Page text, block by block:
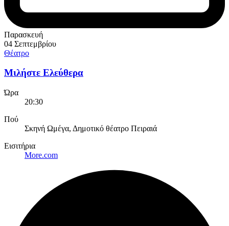
Παρασκευή
04 Σεπτεμβρίου
Θέατρο
Μιλήστε Ελεύθερα
Ώρα
20:30
Πού
Σκηνή Ωμέγα, Δημοτικό θέατρο Πειραιά
Εισιτήρια
More.com